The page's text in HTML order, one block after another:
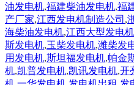
油发电机,福建柴油发电机,福
产厂家,江西发电机制造公司 ,
海柴油发电机,江西大型发电
斯发电机,玉柴发电机,潍柴发
用发电机,斯坦福发电机,帕金
机,凯普发电机,凯讯发电机,开